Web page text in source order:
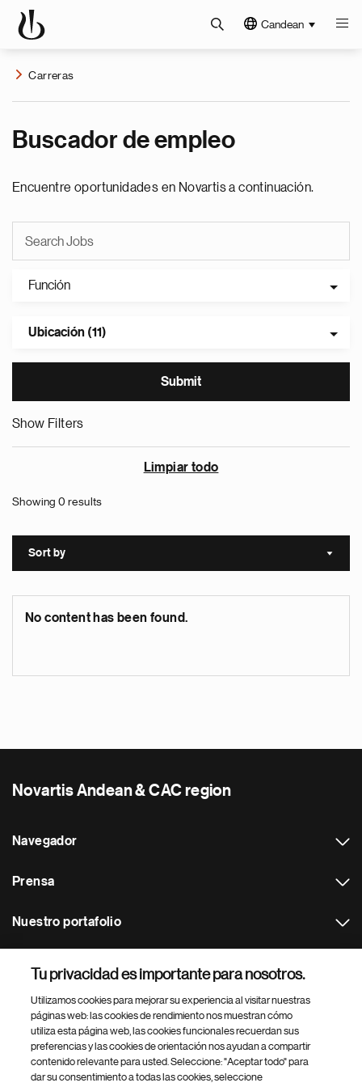
Candean
Carreras
Buscador de empleo
Encuentre oportunidades en Novartis a continuación.
Función
Ubicación (11)
Show Filters
Limpiar todo
Showing 0 results
Sort by Sort
No content has been found.
Novartis Andean & CAC region
Navegador
Prensa
Nuestro portafolio
Footer Site Search
Tu privacidad es importante para nosotros.
Utilizamos cookies para mejorar su experiencia al visitar nuestras
páginas web: las cookies de rendimiento nos muestran cómo
utiliza esta página web, las cookies funcionales recuerdan sus
preferencias y las cookies de orientación nos ayudan a compartir
contenido relevante para usted. Seleccione: "Aceptar todo" para
dar su consentimiento a todas las cookies, seleccione